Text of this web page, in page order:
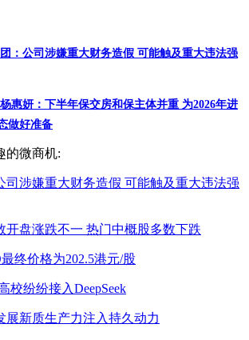
：公司涉嫌重大财务造假 可能触及重大违法强
惠妍：下半年保交房和保主体并重 为2026年进
做好准备
的微商机:
司涉嫌重大财务造假 可能触及重大违法强
开盘涨跌不一 热门中概股多数下跌
终价格为202.5港元/股
校纷纷接入DeepSeek
展新质生产力注入持久动力